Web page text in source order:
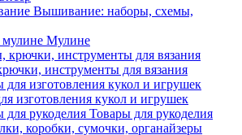
Вышивание: наборы, схемы,
Мулине
инструменты для вязания
изготовления кукол и игрушек
Товары для рукоделия